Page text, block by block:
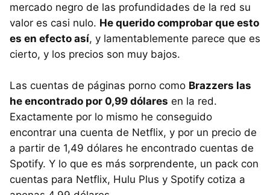
mercado negro de las profundidades de la red su
valor es casi nulo. He querido comprobar que esto
es en efecto así, y lamentablemente parece que es
cierto, y los precios son muy bajos.
Las cuentas de páginas porno como Brazzers las
he encontrado por 0,99 dólares en la red.
Exactamente por lo mismo he conseguido
encontrar una cuenta de Netflix, y por un precio de
a partir de 1,49 dólares he encontrado cuentas de
Spotify. Y lo que es más sorprendente, un pack con
cuentas para Netflix, Hulu Plus y Spotify cotiza a